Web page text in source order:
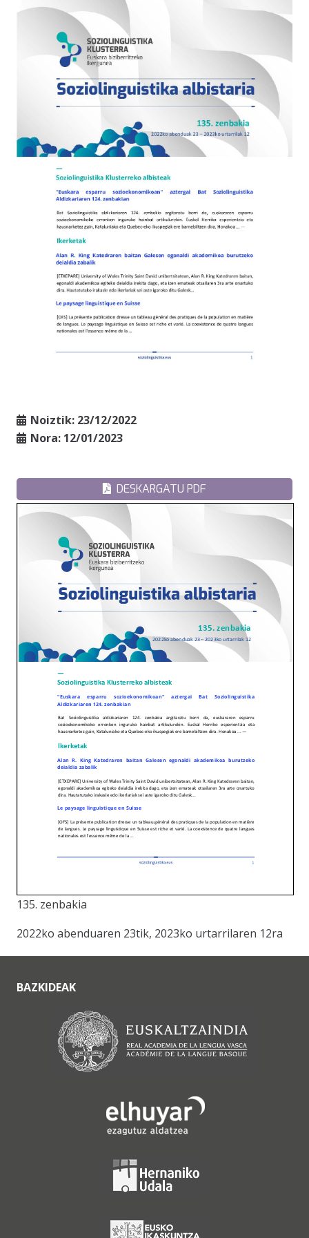
Noiztik: 23/12/2022
Nora: 12/01/2023
DESKARGATU PDF
135. zenbakia
2022ko abenduaren 23tik, 2023ko urtarrilaren 12ra
BAZKIDEAK